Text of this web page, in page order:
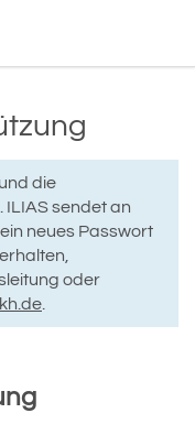
die
sendet an
neues Passwort
oder